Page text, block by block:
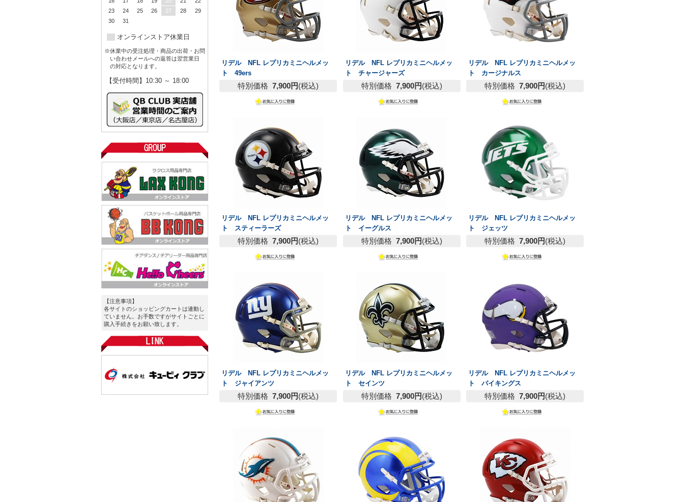
23
24 25 26 27 28
29
30
31
オンラインストア休業日
※休業中の受注処理・商品の出荷・お問
い合わせメールへの返答は翌営業日
の対応となります。
【受付時間】10:30 ～ 18:00
【注意事項】
各サイトのショッピングカートは連動し
ていません。お手数ですがサイトごとに
購入手続きをお願い致します。
リデル NFL レプリカミニヘルメッ
ト 49ers
特別価格 7,900円(税込)
リデル NFL レプリカミニヘルメッ
ト チャージャーズ
特別価格 7,900円(税込)
リデル NFL レプリカミニヘルメッ
ト カージナルス
特別価格 7,900円(税込)
リデル NFL レプリカミニヘルメッ
ト スティーラーズ
特別価格 7,900円(税込)
リデル NFL レプリカミニヘルメッ
ト イーグルス
特別価格 7,900円(税込)
リデル NFL レプリカミニヘルメッ
ト ジェッツ
特別価格 7,900円(税込)
リデル NFL レプリカミニヘルメッ
ト ジャイアンツ
特別価格 7,900円(税込)
リデル NFL レプリカミニヘルメッ
ト セインツ
特別価格 7,900円(税込)
リデル NFL レプリカミニヘルメッ
ト バイキングス
特別価格 7,900円(税込)